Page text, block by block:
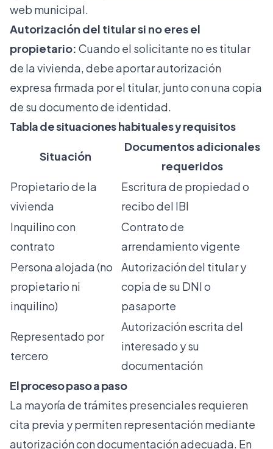
web municipal.
Autorización del titular si no eres el
propietario: Cuando el solicitante no es titular
de la vivienda,debe aportar autorización
expresafirmada por el titular, junto con una copia
de su documento de identidad.
Tabla de situaciones habituales y requisitos
Situación
Documentos adicionales
requeridos
Propietario de la
vivienda
Escritura de propiedad o
recibo del IBI
Inquilino con
contrato
Contrato de
arrendamiento vigente
Persona alojada (no
propietario ni
inquilino)
Autorización del titular y
copia de su DNI o
pasaporte
Representado por
tercero
Autorización escrita del
interesado y su
documentación
El proceso paso a paso
La mayoría de trámites presenciales requieren
cita previa y permiten representación mediante
autorización con documentación adecuada. En